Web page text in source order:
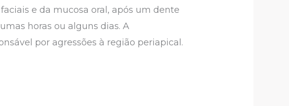
e da mucosa oral, após um dente
horas ou alguns dias. A
por agressões à região periapical.